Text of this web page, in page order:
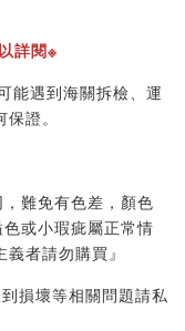
詳閱※
能遇到海關拆檢、運
保證。
難免有色差，顏色
或小瑕疵屬正常情
者請勿購買』
損壞等相關問題請私